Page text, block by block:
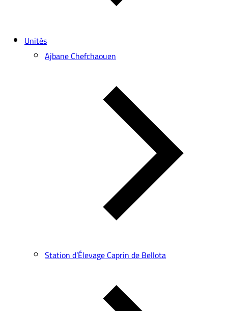
Unités
Ajbane Chefchaouen
Station d’Élevage Caprin de Bellota